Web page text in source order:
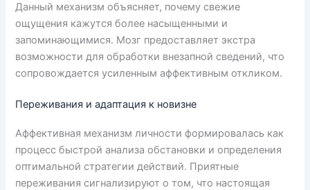
Данный механизм объясняет, почему свежие
ощущения кажутся более насыщенными и
запоминающимися. Мозг предоставляет экстра
возможности для обработки внезапной сведений, что
сопровождается усиленным аффективным откликом.
Переживания и адаптация к новизне
Аффективная механизм личности формировалась как
процесс быстрой анализа обстановки и определения
оптимальной стратегии действий. Приятные
переживания сигнализируют о том, что настоящая